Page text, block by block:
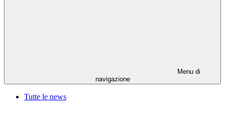
Menu di
navigazione
Tutte le news